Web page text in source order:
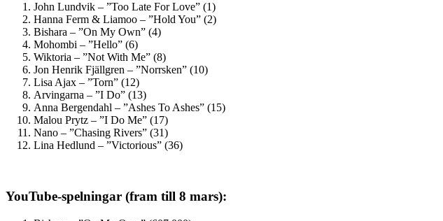
John Lundvik – ”Too Late For Love” (1)
Hanna Ferm & Liamoo – ”Hold You” (2)
Bishara – ”On My Own” (4)
Mohombi – ”Hello” (6)
Wiktoria – ”Not With Me” (8)
Jon Henrik Fjällgren – ”Norrsken” (10)
Lisa Ajax – ”Torn” (12)
Arvingarna – ”I Do” (13)
Anna Bergendahl – ”Ashes To Ashes” (15)
Malou Prytz – ”I Do Me” (17)
Nano – ”Chasing Rivers” (31)
Lina Hedlund – ”Victorious” (36)
YouTube-spelningar (fram till 8 mars):